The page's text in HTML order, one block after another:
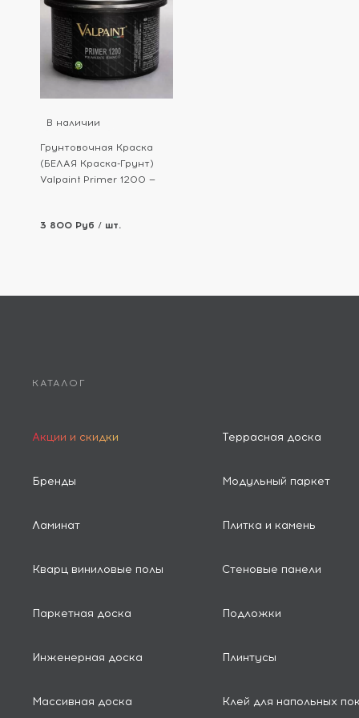
В наличии
Грунтовочная Краска
(БЕЛАЯ Краска-Грунт)
Valpaint Primer 1200 —
3 800 Руб / шт.
КАТАЛОГ
Акции и скидки
Бренды
Ламинат
Кварц виниловые полы
Паркетная доска
Инженерная доска
Массивная доска
Террасная доска
Модульный паркет
Плитка и камень
Стеновые панели
Подложки
Плинтусы
Клей для напольных